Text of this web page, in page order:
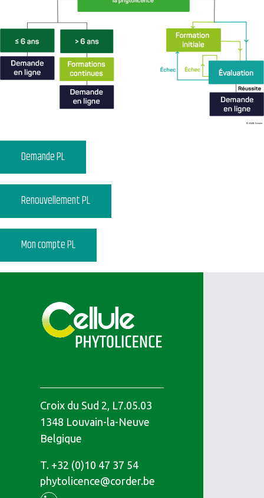
Demande PL
Renouvellement PL
Mon compte PL
Croix du Sud 2, L7.05.03
1348 Louvain-la-Neuve
Belgique
T.Téléphone
+32 (0)10 47 37 54
phytolicence@corder.be